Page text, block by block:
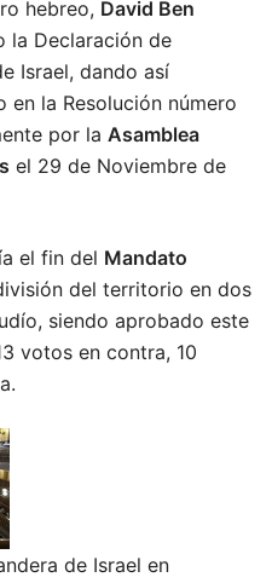
hebreo, David Ben
la Declaración de
Israel, dando así
la Resolución número
por la Asamblea
el 29 de Noviembre de
el fin del Mandato
del territorio en dos
siendo aprobado este
votos en contra, 10
de Israel en